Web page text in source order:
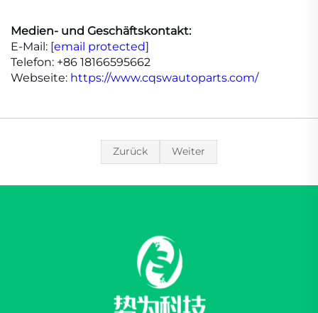
Medien- und Geschäftskontakt:
E-Mail: [email protected]
Telefon: +86 18166595662
Webseite: https://www.cqswautoparts.com/
Zurück Weiter